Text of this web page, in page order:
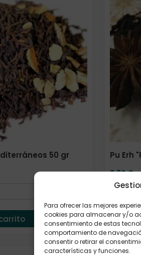
Para ofrecer las mejores
cookies para almacenar y/o
consentimiento de estas
comportamiento de
consentir o retirar el
características y funciones.
50 gr Pu Erh
7,90€